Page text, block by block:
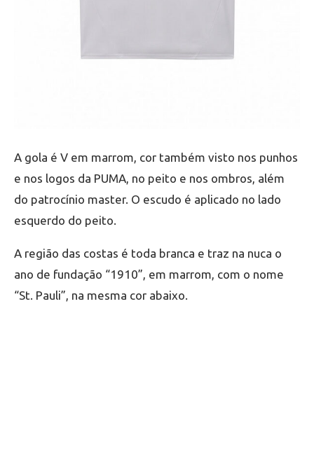
A gola é V em marrom, cor também visto nos punhos
e nos logos da PUMA, no peito e nos ombros, além
do patrocínio master. O escudo é aplicado no lado
esquerdo do peito.
A região das costas é toda branca e traz na nuca o
ano de fundação “1910”, em marrom, com o nome
“St. Pauli”, na mesma cor abaixo.